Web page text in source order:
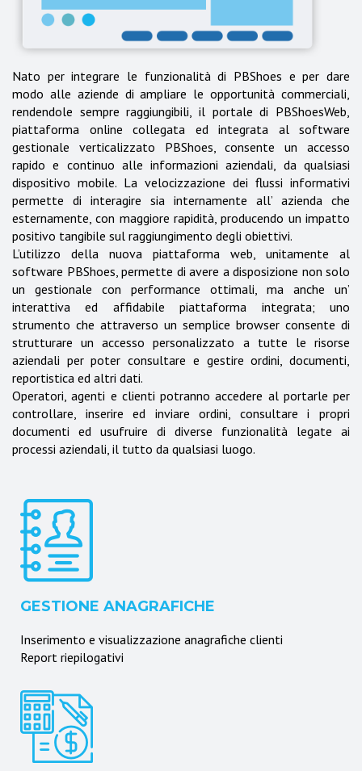
Nato per integrare le funzionalità di PBShoes e per dare
modo alle aziende di ampliare le opportunità commerciali,
rendendole sempre raggiungibili, il portale di PBShoesWeb,
piattaforma online collegata ed integrata al software
gestionale verticalizzato PBShoes, consente un accesso
rapido e continuo alle informazioni aziendali, da qualsiasi
dispositivo mobile. La velocizzazione dei flussi informativi
permette di interagire sia internamente all’ azienda che
esternamente, con maggiore rapidità, producendo un impatto
positivo tangibile sul raggiungimento degli obiettivi.
L’utilizzo della nuova piattaforma web, unitamente al
software PBShoes, permette di avere a disposizione non solo
un gestionale con performance ottimali, ma anche un’
interattiva ed affidabile piattaforma integrata; uno
strumento che attraverso un semplice browser consente di
strutturare un accesso personalizzato a tutte le risorse
aziendali per poter consultare e gestire ordini, documenti,
reportistica ed altri dati.
Operatori, agenti e clienti potranno accedere al portarle per
controllare, inserire ed inviare ordini, consultare i propri
documenti ed usufruire di diverse funzionalità legate ai
processi aziendali, il tutto da qualsiasi luogo.
GESTIONE ANAGRAFICHE
Inserimento e visualizzazione anagrafiche clienti
Report riepilogativi